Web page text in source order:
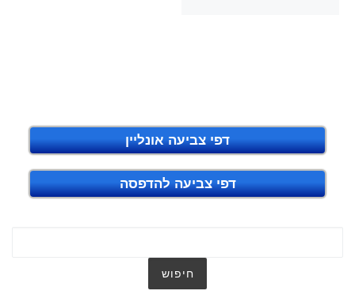
דפי צביעה אונליין
דפי צביעה להדפסה